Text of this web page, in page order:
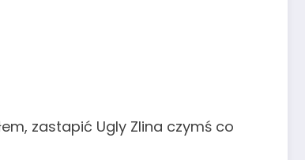
zastapić Ugly Zlina czymś co